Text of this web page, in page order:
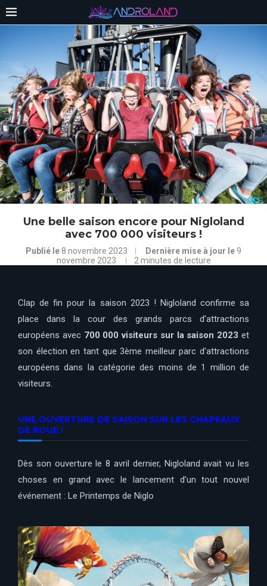
Une belle saison encore pour Nigloland
avec 700 000 visiteurs !
Publié le 8 novembre 2023 Dernière mise à jour le 9
novembre 2023
2 minutes de lecture
Clap de fin pour la saison 2023 ! Nigloland confirme sa
place dans la cour des grands parcs d’attractions
européens avec 700 000 visiteurs sur la saison 2023 et
son élection en tant que 3ème meilleur parc d’attractions
européens dans la catégorie des moins de 1 million de
visiteurs.
UNE OUVERTURE DE SAISON SUR LES CHAPEAUX
DE ROUE !
Dès son ouverture le 8 avril dernier, Nigloland avait vu les
choses en grand avec le lancement d’un tout nouvel
événement : Le Printemps de Niglo